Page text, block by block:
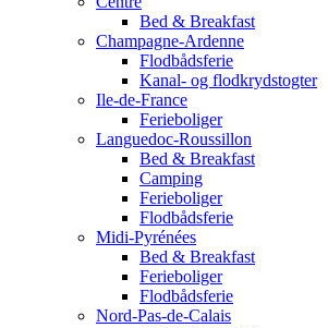
Bed & Breakfast
Champagne-Ardenne
Flodbådsferie
Kanal- og flodkrydstogter
Ile-de-France
Ferieboliger
Languedoc-Roussillon
Bed & Breakfast
Camping
Ferieboliger
Flodbådsferie
Midi-Pyrénées
Bed & Breakfast
Ferieboliger
Flodbådsferie
Nord-Pas-de-Calais